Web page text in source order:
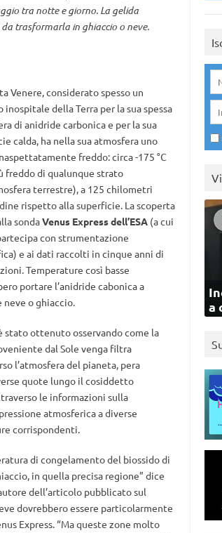
tra notte e giorno. La gelida
trasformarla in ghiaccio o neve.
Venere, considerato spesso un
inospitale della Terra per la sua spessa
di anidride carbonica e per la sua
calda, ha nella sua atmosfera uno
freddo: circa -175 °C
freddo di qualunque strato
terrestre), a 125 chilometri
rispetto alla superficie. La scoperta
sondaVenus Express dell’ESA(a cui
con strumentazione
e ai dati raccolti in cinque anni di
Temperature così basse
portare l’anidride cabonica a
neve o ghiaccio.
stato ottenuto osservando come la
dal Sole venga filtra
l’atmosfera del pianeta, pera
quote lungo il cosiddetto
le informazioni sulla
atmosferica a diverse
corrispondenti.
di congelamento del biossido di
in quella precisa regione” dice
dell’articolo pubblicato sul
dovrebbero essere particolarmente
Express. “Ma queste zone molto
a